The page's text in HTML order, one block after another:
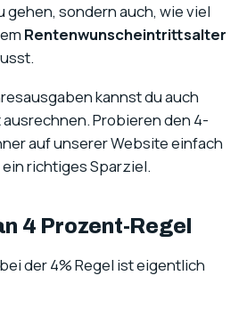
gehen, sondern auch, wie viel
Rentenwunscheintrittsalter
kannst du auch
Probieren den 4-
auf unserer Website einfach
richtiges Sparziel.
4 Prozent-Regel
bei der 4% Regel ist eigentlich